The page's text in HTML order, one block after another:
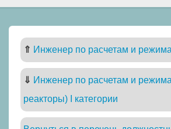
⇑ Инженер по расчетам и
⇓ Инженер по расчетам и
реакторы) I категории